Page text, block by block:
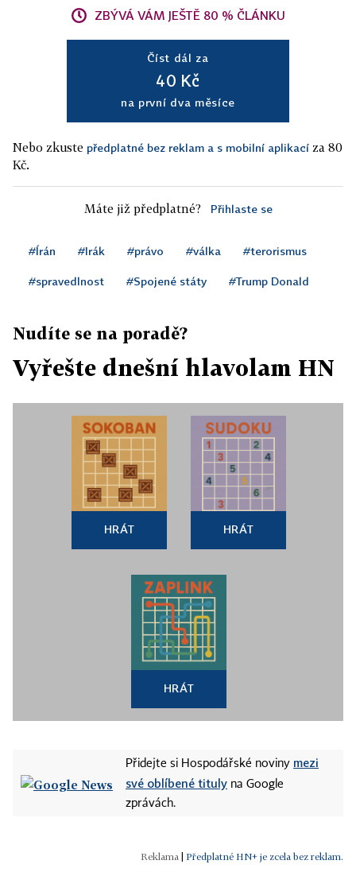
ZBÝVÁ VÁM JEŠTĚ 80 % ČLÁNKU
Číst dál za
40 Kč
na první dva měsíce
Nebo zkuste předplatné bez reklam a s mobilní aplikací za 80
Kč.
Máte již předplatné? Přihlaste se
#Írán #Irák #právo #válka #terorismus
#spravedlnost #Spojené státy #Trump Donald
Nudíte se na poradě?
Vyřešte dnešní hlavolam HN
HRÁT HRÁT
HRÁT
Přidejte si Hospodářské noviny mezi
své oblíbené tituly na Google
zprávách.
Předplatné HN+ je zcela bez reklam.